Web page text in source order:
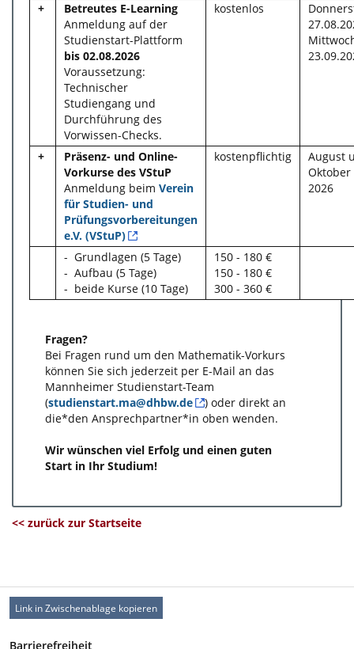
+
Betreutes E-Learning
Anmeldung auf der
Studienstart-Plattform
bis 02.08.2026
Voraussetzung:
Technischer
Studiengang und
Durchführung des
Vorwissen-Checks.
kostenlos
+
Präsenz- und Online-
Vorkurse des VStuP
Anmeldung beim Verein
für Studien- und
Prüfungsvorbereitungen
e.V. (VStuP)
kostenpflichtig
August
Oktober
2026
- Grundlagen (5 Tage)
- Aufbau (5 Tage)
- beide Kurse (10 Tage)
150 - 180 €
150 - 180 €
300 - 360 €
Fragen?
Bei Fragen rund um den Mathematik-Vorkurs
können Sie sich jederzeit per E-Mail an das
Mannheimer Studienstart-Team
(studienstart.ma@dhbw.de
) oder direkt an
die*den Ansprechpartner*in oben wenden.
Wir wünschen viel Erfolg und einen guten
Start in Ihr Studium!
<< zurück zur Startseite
Link in Zwischenablage kopieren
Barrierefreiheit